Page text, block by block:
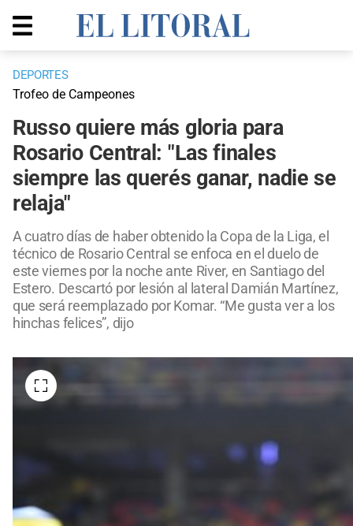
DEPORTES
Trofeo de Campeones
Russo quiere más gloria para
Rosario Central: "Las finales
siempre las querés ganar, nadie se
relaja"
A cuatro días de haber obtenido la Copa de la Liga, el
técnico de Rosario Central se enfoca en el duelo de
este viernes por la noche ante River, en Santiago del
Estero. Descartó por lesión al lateral Damián Martínez,
que será reemplazado por Komar. “Me gusta ver a los
hinchas felices”, dijo